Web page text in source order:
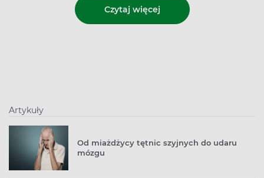
Czytaj więcej
Artykuły
Od miażdżycy tętnic szyjnych do udaru
mózgu